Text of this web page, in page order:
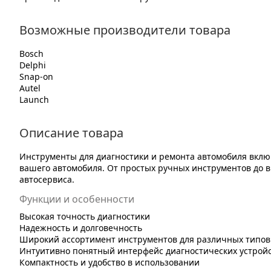
Возможные производители товара
Bosch
Delphi
Snap-on
Autel
Launch
Описание товара
Инструменты для диагностики и ремонта автомобиля
вашего автомобиля. От простых ручных инструментов до
автосервиса.
Функции и особенности
Высокая точность диагностики
Надежность и долговечность
Широкий ассортимент инструментов для различных
Интуитивно понятный интерфейс диагностических
Компактность и удобство в использовании